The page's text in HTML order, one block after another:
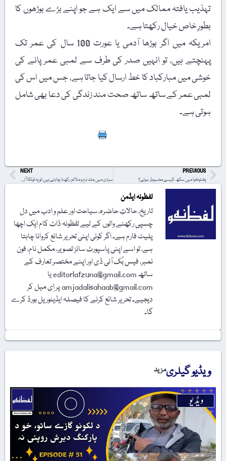
تہذیب یافتہ ممالک میں سے ایک ہے جو اپنے بڑے بوڑھوں کا
بطورِ خاص خیال رکھتا ہے۔
امریکہ میں اگر بوڑھا آدمی یا عورت 100 سال کی عمر تک
پہنچتے ہیں، تو انہیں صدر کی طرف سے لمبی عمر پانے کی
خوشی میں مبارکباد کا خط ارسال کیا جاتا ہے، جس میں اس کی
لمبی عمر کے ساتھ ساتھ صحت مند زندگی کی دعا بھی شامل
ہوتی ہے۔
PREVIOUS
پختونخوا میں سکھ کیسے مضبوط ہوئے؟
NEXT
سردی میں جلد نرم و ملائم رکھنا چاہتے ہیں، تو یہ ٹوٹکا آزمائیں
لفظونہ ایڈمن
تاریخ، حالاتِ حاضرہ، سیاحت اور علم و ادب میں دل
چسپی رکھنے والوں کے لیے لفظونہ ڈاٹ کام ایک اچھا
پلیٹ فارم ہے۔ اگر کوئی اپنی تحریر شائع کروانا چاہتا
ہے، تو اسے اپنی پاسپورٹ سائز تصویر، مکمل نام، فون
نمبر، فیس بُک آئی ڈی اور اپنے مختصر تعارف کے
ساتھ editorlafzuna@gmail.com یا
amjadalisahaab@gmail.com پر اِی میل کر
دیجیے۔ تحریر شائع کرنے کا فیصلہ ایڈیٹوریل بورڈ کرے
گا۔
ویڈیو گیلریمزید